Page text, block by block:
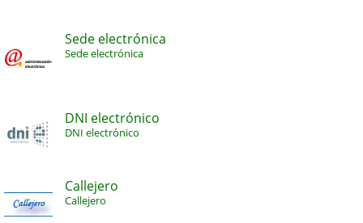
Sede electrónica
Sede electrónica
DNI electrónico
DNI electrónico
Callejero
Callejero